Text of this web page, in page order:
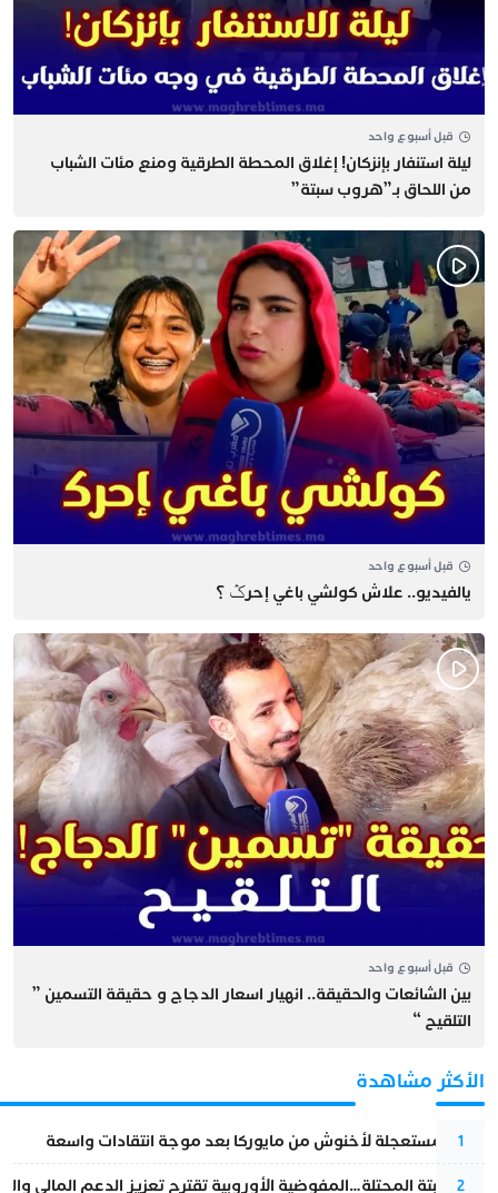
قبل أسبوع واحد
​ليلة استنفار بإنزكان! إغلاق المحطة الطرقية ومنع مئات الشباب
من اللحاق بـ”هروب سبتة”
قبل أسبوع واحد
يالفيديو.. علاش كولشي باغي إحرݣ ؟
قبل أسبوع واحد
بين الشائعات والحقيقة.. انهيار اسعار الدجاج و حقيقة التسمين ”
التلقيح “
الأكثر مشاهدة
1
عودة مستعجلة لأخنوش من مايوركا بعد موجة انتقادات واسعة
2
أزمة سبتة المحتلة…المفوضية الأوروبية تقترح تعزيز الدعم المالي